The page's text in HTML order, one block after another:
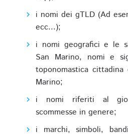
i nomi dei gTLD (Ad
ecc...);
i nomi geografici e le
San Marino, nomi e
toponomastica
Marino;
i nomi riferiti al
scommesse in genere;
i marchi, simboli,